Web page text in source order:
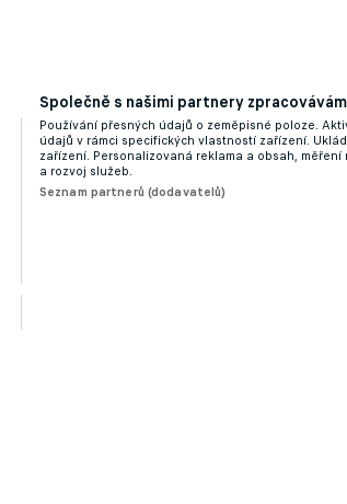
Společně s našimi partnery
Používání přesných údajů o zeměpisné poloze.
údajů v rámci specifických vlastností zařízení.
zařízení. Personalizovaná reklama a obsah,
a rozvoj služeb.
Seznam partnerů (dodavatelů)